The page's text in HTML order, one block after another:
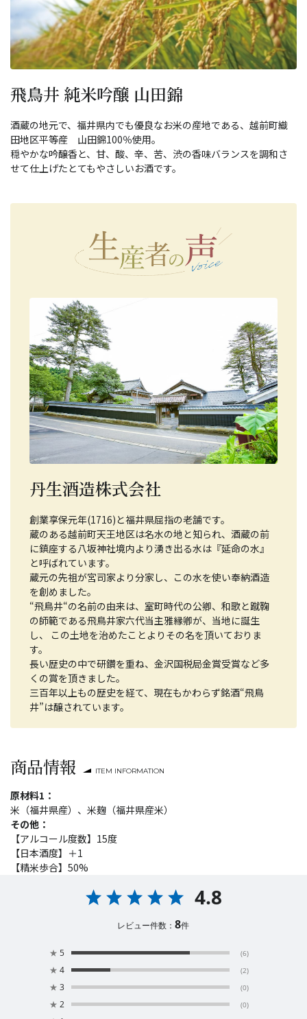
飛鳥井 純米吟醸 山田錦
酒蔵の地元で、福井県内でも優良なお米の産地である、越前町織
田地区平等産 山田錦100％使用。
穏やかな吟醸香と、甘、酸、辛、苦、渋の香味バランスを調和さ
せて仕上げたとてもやさしいお酒です。
丹生酒造株式会社
創業享保元年(1716)と福井県屈指の老舗です。
蔵のある越前町天王地区は名水の地と知られ、酒蔵の前
に鎮座する八坂神社境内より湧き出る水は『延命の水』
と呼ばれています。
蔵元の先祖が宮司家より分家し、この水を使い奉納酒造
を創めました。
“飛鳥井“の名前の由来は、室町時代の公卿、和歌と蹴鞠
の師範である飛鳥井家六代当主雅縁卿が、当地に誕生
し、 この土地を治めたことよりその名を頂いておりま
す。
長い歴史の中で研鑽を重ね、金沢国税局金賞受賞など多
くの賞を頂きました。
三百年以上もの歴史を経て、現在もかわらず銘酒“飛鳥
井”は醸されています。
商品情報 ITEM INFORMATION
原材料1：
米（福井県産）、米麹（福井県産米）
その他：
【アルコール度数】15度
【日本酒度】＋1
【精米歩合】50%
4.8
レビュー件数：8件
★ 5 (6)
★ 4 (2)
★ 3 (0)
★ 2 (0)